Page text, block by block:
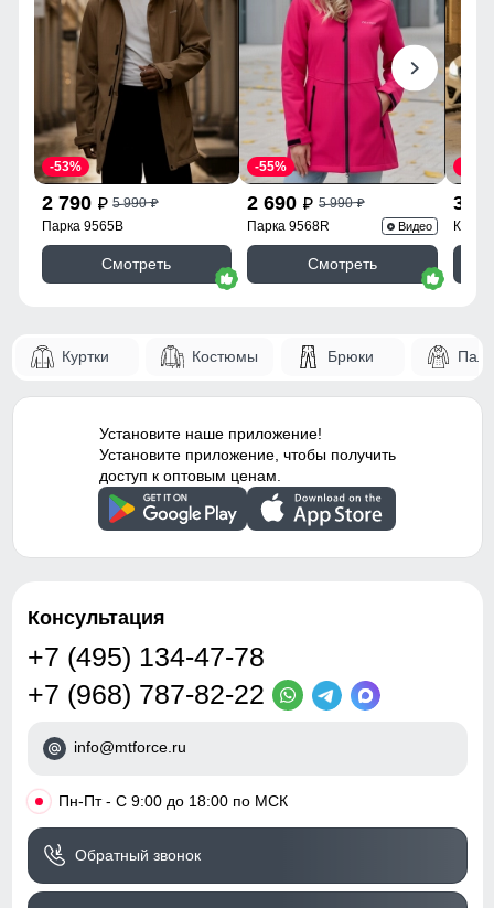
2 790 p 5 990p
-53%
Парка 9565B
Смотреть
2 690 p 5 990p
-55%
Парка 9568R Видео
Смотреть
3
Куртки Костюмы Брюки
Установите наше приложение!
Установите приложение, чтобы получить
доступ к оптовым ценам.
Консультация
+7 (495) 134-47-78
+7 (968) 787-82-22
info@mtforce.ru
• Пн-Пт - С 9:00 до 18:00 по МСК
Обратный звонок